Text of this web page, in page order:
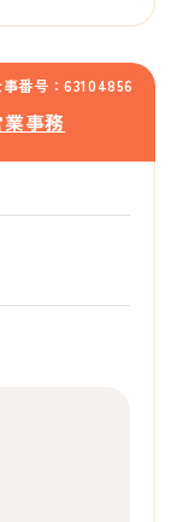
事番号：63104856
業事務